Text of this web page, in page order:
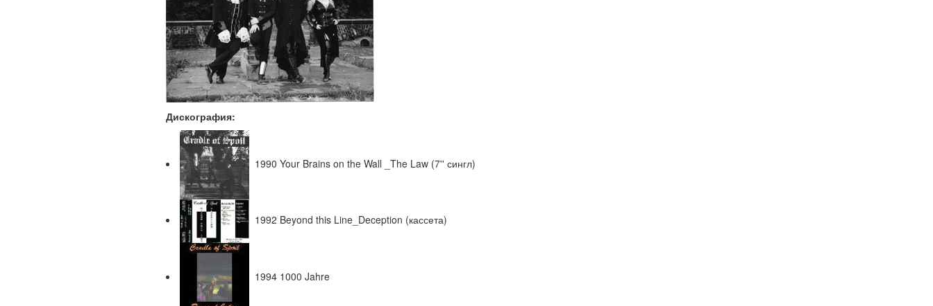
Дискография:
1990 Your Brains on the Wall _The Law (7'' сингл)
1992 Beyond this Line_Deception (кассета)
1994 1000 Jahre